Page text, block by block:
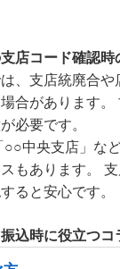
店コード確認時
、支店統廃合
合があります
必要です。
中央支店」な
もあります。
ると安心です。
込時に役立つコ